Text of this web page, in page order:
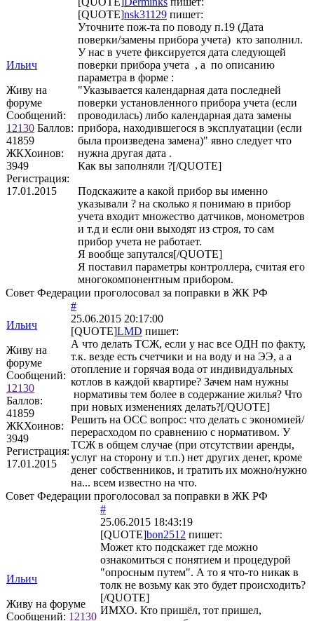
Ильич
Живу на
форуме
Сообщений:
12130 Баллов:
41859
ЖКХоинов:
3949
Регистрация:
17.01.2015
[QUOTE]nsk31129 пишет:
Уточните пож-та по поводу п.19 (Дата
поверки/замены прибора учета) кто заполнил.
У нас в учете фиксируется дата следующей
поверки прибора учета , а по описанию
параметра в форме :
"Указывается календарная дата последней
поверки установленного прибора учета (если
проводилась) либо календарная дата замены
прибора, находившегося в эксплуатации (если
была произведена замена)" явно следует что
нужна другая дата .
Как вы заполняли ?[/QUOTE]
Подскажите а какой прибор вы именно
указывали ? на сколько я понимаю в прибор
учета входит множество датчиков, монометров
и т.д и если они выходят из строя, то сам
прибор учета не работает.
Я вообще запутался[/QUOTE]
Я поставил параметры контроллера, считая его
многокомпонентным прибором.
Совет Федерации проголосовал за поправки в ЖК РФ
Ильич
Живу на
форуме
Сообщений:
12130
Баллов:
41859
ЖКХоинов:
3949
Регистрация:
17.01.2015
#
25.06.2015 20:17:00
[QUOTE]LMD пишет:
А что делать ТСЖ, если у нас все ОДН по факту,
т.к. везде есть счетчики и на воду и на ЭЭ, а а
отопление и горячая вода от индивидуальных
котлов в каждой квартире? Зачем нам нужны
нормативы тем более в содержание жилья? Что
при новых изменениях делать?[/QUOTE]
Решить на ОСС вопрос: что делать с экономией/
перерасходом по сравнению с нормативом. У
ТСЖ в общем случае (при отсутствии аренды,
услуг на сторону и т.п.) нет других денег, кроме
денег собственников, и тратить их можно/нужно
на... всем известно на что.
Совет Федерации проголосовал за поправки в ЖК РФ
Ильич
Живу на форуме
Сообщений: 12130
#
25.06.2015 18:43:19
[QUOTE]bon2512 пишет:
Может кто подскажет где можно
ознакомиться с понятием и процедурой
"опросным путем". А то я что-то никак в
толк не возьму как это будет происходить?
[/QUOTE]
ИМХО. Кто пришёл, тот пришел,